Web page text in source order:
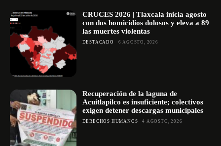
CRUCES 2026 | Tlaxcala inicia agosto
con dos homicidios dolosos y eleva a 89
las muertes violentas
DESTACADO 6 AGOSTO, 2026
Recuperación de la laguna de
Acuitlapilco es insuficiente; colectivos
exigen detener descargas municipales
DERECHOS HUMANOS 4 AGOSTO, 2026